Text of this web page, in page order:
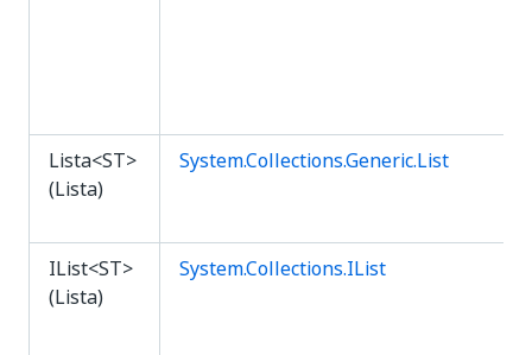
Lista<ST>
(Lista)
System.Collections.Generic.List
IList<ST>
(Lista)
System.Collections.IList